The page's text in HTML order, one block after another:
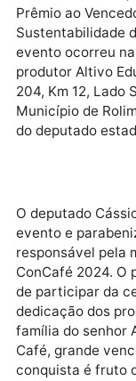
O Governo do
Secretaria de
no último
produtor Altivo
204, Km 12,
Município de
do deputado
O deputado